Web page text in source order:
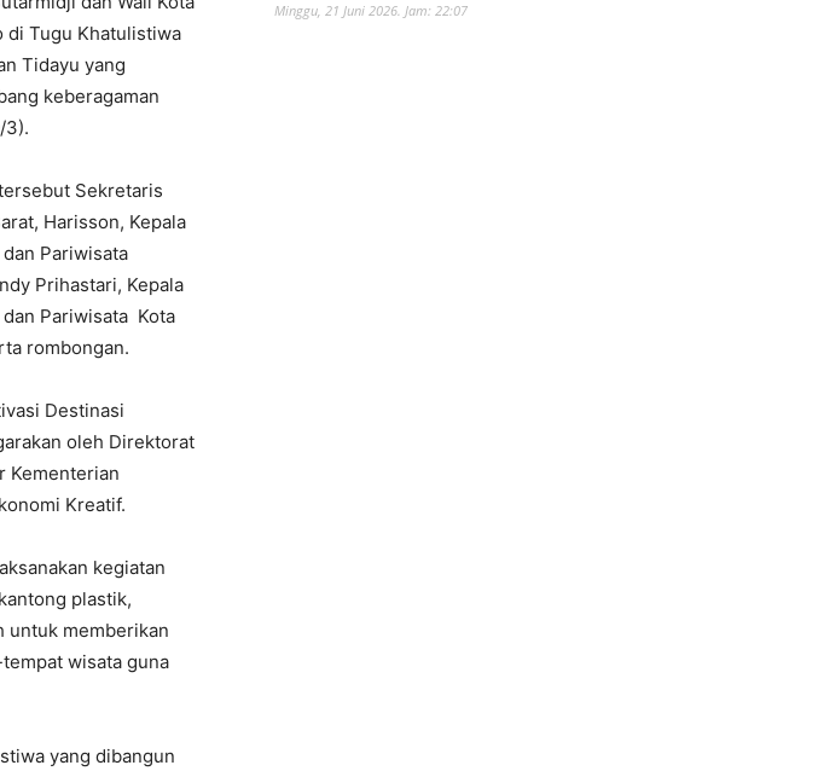
di Tugu Khatulistiwa
Tidayu yang
keberagaman
3).
Sekretaris
Harisson, Kepala
Pariwisata
Prihastari, Kepala
dan Pariwisata Kota
rombongan.
Destinasi
oleh Direktorat
Kementerian
Kreatif.
kegiatan
plastik,
untuk memberikan
wisata guna
yang dibangun
Minggu, 21 Juni 2026. Jam: 22:07